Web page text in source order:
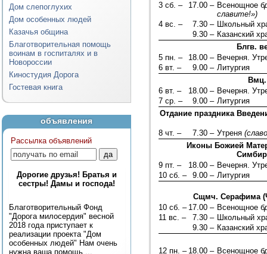
Дом слепоглухих
Дом особенных людей
Казачья община
Благотворительная помощь
воинам в госпиталях и в
Новороссии
Киностудия Дорога
Гостевая книга
объявления
Рассылка объявлений
Дорогие друзья! Братья и
сестры! Дамы и господа!
Благотворительный Фонд
"Дорога милосердия" весной
2018 года приступает к
реализации проекта "Дом
особенных людей" Нам очень
нужна ваша помощь ...
3 сб. – 17.00 – Всенощное
славите!»)
4 вс. –
7.30 – Школьный
9.30 – Казанский
Блгв.
5 пн. –
18.00 – Вечерня.
6 вт. –
9.00 – Литургия
6 вт. –
18.00 – Вечерня.
7 ср. –
9.00 – Литургия
Отдание праздника
8 чт. – 7.30 – Утреня
Иконы Божией
9 пт. –
18.00 – Вечерня.
10 сб. –
9.00 – Литургия
Сщмч. Серафима
10 сб. – 17.00 – Всенощное
11 вс. –
7.30 – Школьный
9.30 – Казанский
12 пн. – 18.00 – Всенощное